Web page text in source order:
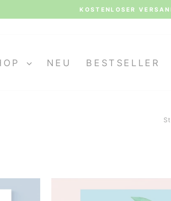
KOSTENLOSER
NEU BESTSELLER